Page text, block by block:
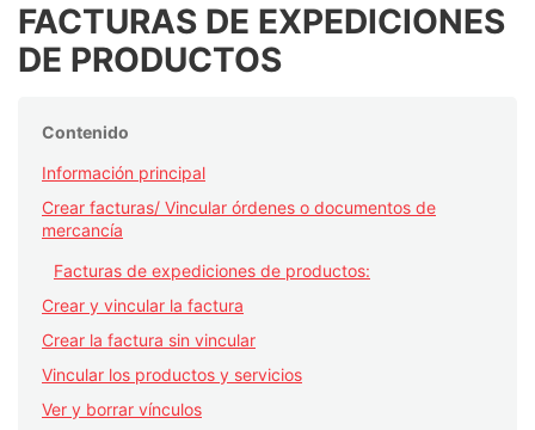
FACTURAS DE EXPEDICIONES
DE PRODUCTOS
Contenido
Información principal
Crear facturas/ Vincular órdenes o documentos de
mercancía
Facturas de expediciones de productos:
Crear y vincular la factura
Crear la factura sin vincular
Vincular los productos y servicios
Ver y borrar vínculos